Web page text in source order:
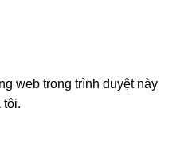
web trong trình duyệt này
tôi.